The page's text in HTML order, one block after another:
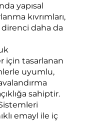
yapısal
kıvrımları,
daha da
için tasarlanan
uyumlu,
sahiptir.
emayl ile iç